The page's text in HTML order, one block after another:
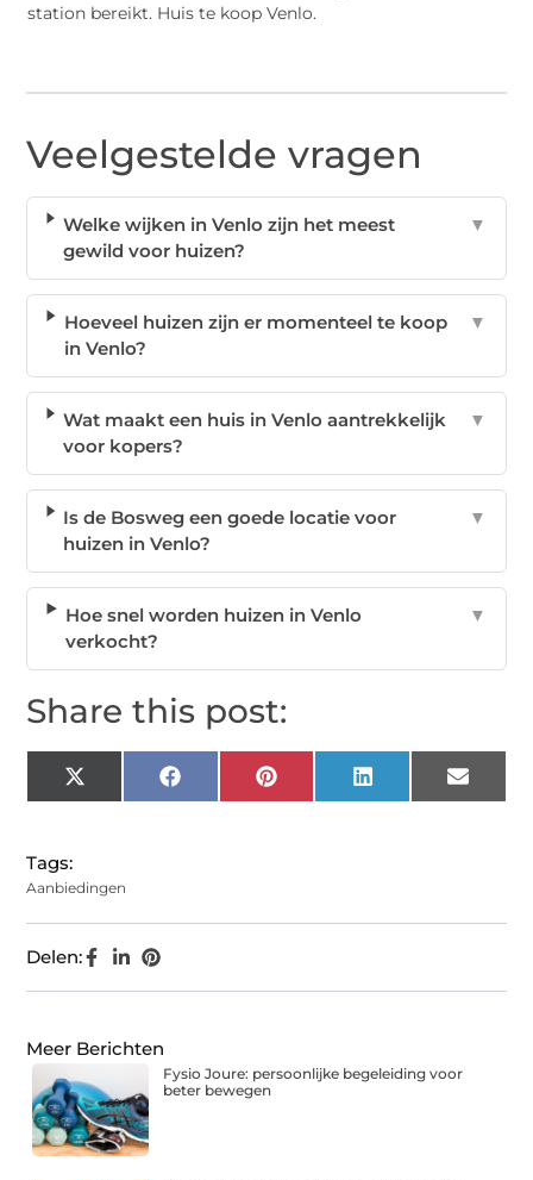
station bereikt. Huis te koop Venlo.
Veelgestelde vragen
Welke wijken in Venlo zijn het meest
gewild voor huizen?
▼
Hoeveel huizen zijn er momenteel te koop
in Venlo?
▼
Wat maakt een huis in Venlo aantrekkelijk
voor kopers?
▼
Is de Bosweg een goede locatie voor
huizen in Venlo?
▼
Hoe snel worden huizen in Venlo
verkocht?
▼
Share this post:
X
(Twitter)
Facebook Pinterest LinkedIn Email
Tags:
Aanbiedingen
Delen:
Meer Berichten
Fysio Joure: persoonlijke begeleiding voor
beter bewegen